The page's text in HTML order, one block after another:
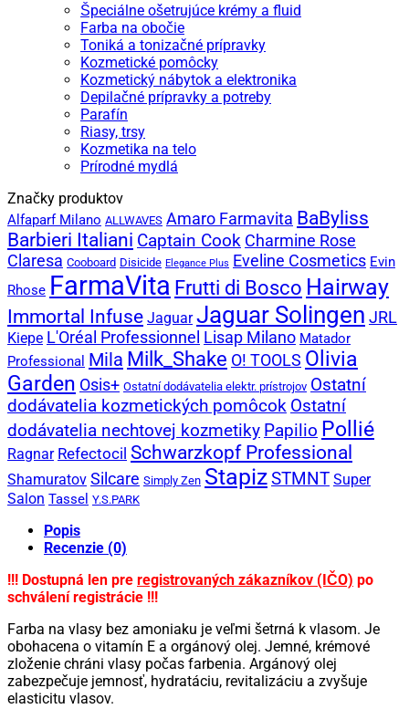
Špeciálne ošetrujúce krémy a fluid
Farba na obočie
Toniká a tonizačné prípravky
Kozmetické pomôcky
Kozmetický nábytok a elektronika
Depilačné prípravky a potreby
Parafín
Riasy, trsy
Kozmetika na telo
Prírodné mydlá
Značky produktov
Alfaparf Milano ALLWAVES Amaro Farmavita BaByliss
Barbieri Italiani Captain Cook Charmine Rose
Claresa Cooboard Disicide Elegance Plus Eveline Cosmetics Evin
Rhose FarmaVita Frutti di Bosco Hairway
Immortal Infuse Jaguar Jaguar Solingen JRL
Kiepe L'Oréal Professionnel Lisap Milano Matador
Professional Mila Milk_Shake O! TOOLS Olivia
Garden Osis+ Ostatní dodávatelia elektr. prístrojov Ostatní
dodávatelia kozmetických pomôcok Ostatní
dodávatelia nechtovej kozmetiky Papilio Pollié
Ragnar Refectocil Schwarzkopf Professional
Shamuratov Silcare Simply Zen StapizSTMNT Super
Salon Tassel Y.S.PARK
Popis
Recenzie (0)
!!! Dostupná len pre registrovaných zákazníkov (IČO) po
schválení registrácie !!!
Farba na vlasy bez amoniaku je veľmi šetrná k vlasom. Je
obohacena o vitamín E a orgánový olej. Jemné, krémové
zloženie chráni vlasy počas farbenia. Argánový olej
zabezpečuje jemnosť, hydratáciu, revitalizáciu a zvyšuje
elasticitu vlasov.